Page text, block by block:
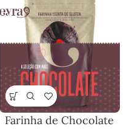
Farinha de Chocolate